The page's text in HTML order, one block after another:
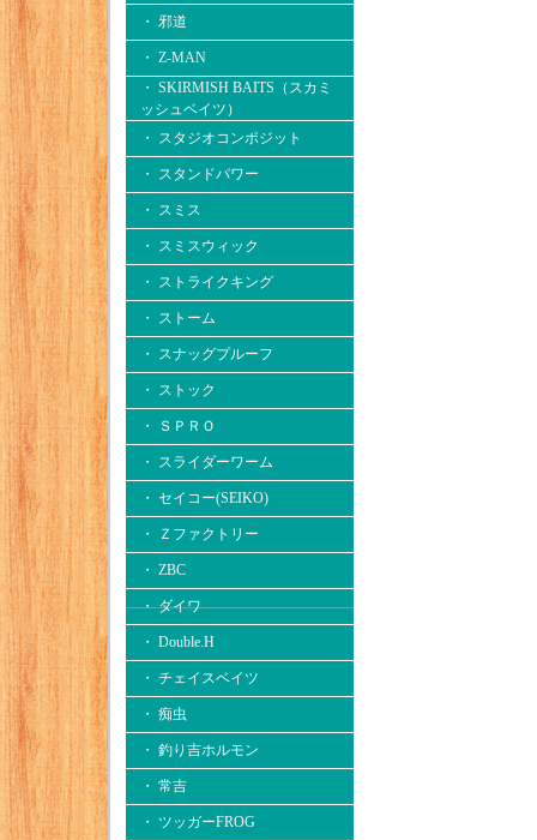
・ 邪道
・ Z-MAN
・ SKIRMISH BAITS（スカミ
ッシュベイツ）
・ スタジオコンポジット
・ スタンドパワー
・ スミス
・ スミスウィック
・ ストライクキング
・ ストーム
・ スナッグプルーフ
・ ストック
・ ＳＰＲＯ
・ スライダーワーム
・ セイコー(SEIKO)
・ Ｚファクトリー
・ ZBC
・ ダイワ
・ Double.H
・ チェイスベイツ
・ 痴虫
・ 釣り吉ホルモン
・ 常吉
・ ツッガーFROG